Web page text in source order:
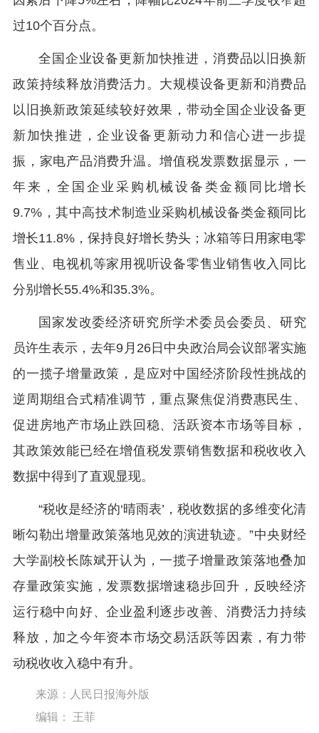
过10个百分点。
全国企业设备更新加快推进，消费品以旧换新
政策持续释放消费活力。大规模设备更新和消费品
以旧换新政策延续较好效果，带动全国企业设备更
新加快推进，企业设备更新动力和信心进一步提
振，家电产品消费升温。增值税发票数据显示，一
年来，全国企业采购机械设备类金额同比增长
9.7%，其中高技术制造业采购机械设备类金额同比
增长11.8%，保持良好增长势头；冰箱等日用家电零
售业、电视机等家用视听设备零售业销售收入同比
分别增长55.4%和35.3%。
国家发改委经济研究所学术委员会委员、研究
员许生表示，去年9月26日中央政治局会议部署实施
的一揽子增量政策，是应对中国经济阶段性挑战的
逆周期组合式精准调节，重点聚焦促消费惠民生、
促进房地产市场止跌回稳、活跃资本市场等目标，
其政策效能已经在增值税发票销售数据和税收收入
数据中得到了直观显现。
“税收是经济的‘晴雨表’，税收数据的多维变化清
晰勾勒出增量政策落地见效的演进轨迹。”中央财经
大学副校长陈斌开认为，一揽子增量政策落地叠加
存量政策实施，发票数据增速稳步回升，反映经济
运行稳中向好、企业盈利逐步改善、消费活力持续
释放，加之今年资本市场交易活跃等因素，有力带
动税收收入稳中有升。
来源：人民日报海外版
编辑： 王菲